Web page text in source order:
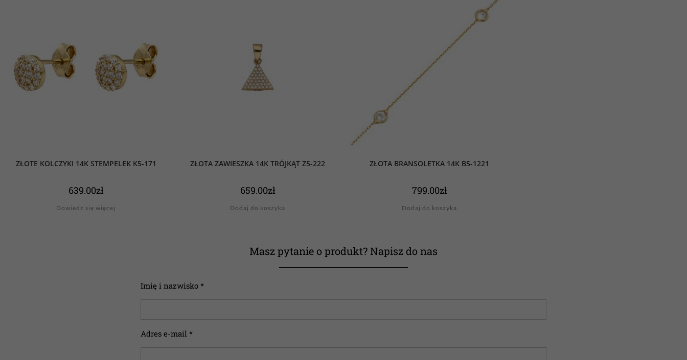
ZŁOTE KOLCZYKI 14K STEMPELEK K5-171
639.00zł
Dowiedz się więcej
ZŁOTA ZAWIESZKA 14K TRÓJKĄT Z5-222
659.00zł
Dodaj do koszyka
ZŁOTA BRANSOLETKA 14K B5-1221
799.00zł
Dodaj do koszyka
Masz pytanie o produkt? Napisz do nas
Imię i nazwisko *
Adres e-mail *